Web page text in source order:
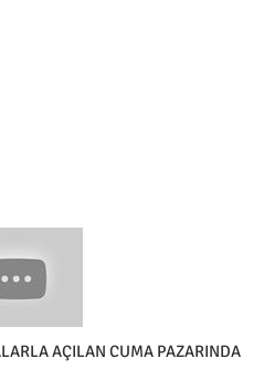
AÇILAN CUMA PAZARINDA